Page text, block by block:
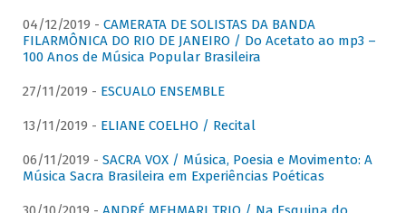
04/12/2019 - CAMERATA DE SOLISTAS DA BANDA
FILARMÔNICA DO RIO DE JANEIRO / Do Acetato ao mp3 –
100 Anos de Música Popular Brasileira
27/11/2019 - ESCUALO ENSEMBLE
13/11/2019 - ELIANE COELHO / Recital
06/11/2019 - SACRA VOX / Música, Poesia e Movimento: A
Música Sacra Brasileira em Experiências Poéticas